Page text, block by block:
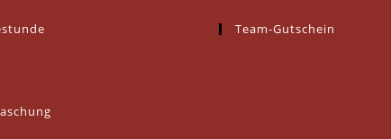
Team-Gutschein